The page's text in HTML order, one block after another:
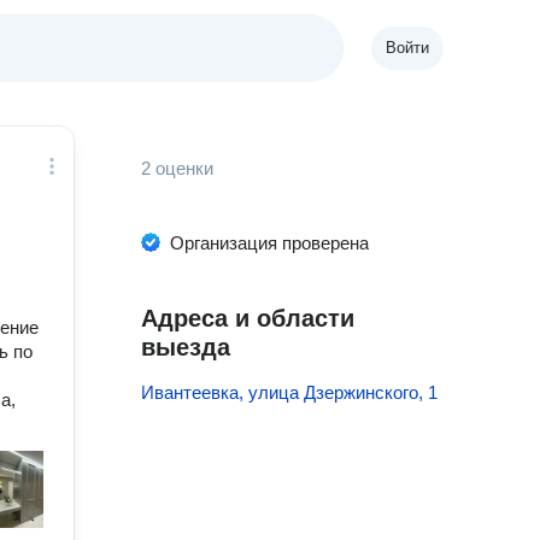
Войти
по
2 оценки
Организация проверена
Адреса и области
выезда
Ивантеевка, улица Дзержинского, 1